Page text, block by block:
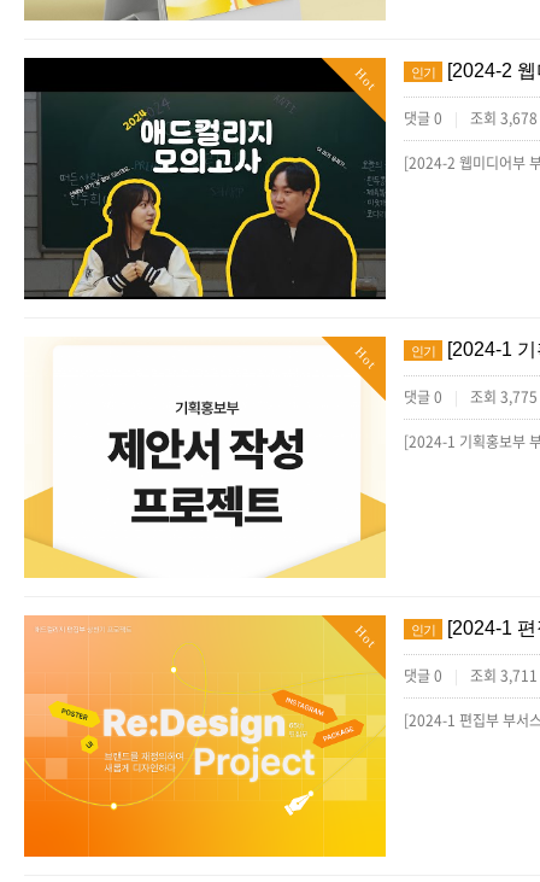
Hot 인기 [2024-2
댓글 0 | 조회 3,678
Hot 인기 [2024-1
댓글 0 | 조회 3,775
Hot 인기 [2024-1
댓글 0 | 조회 3,711